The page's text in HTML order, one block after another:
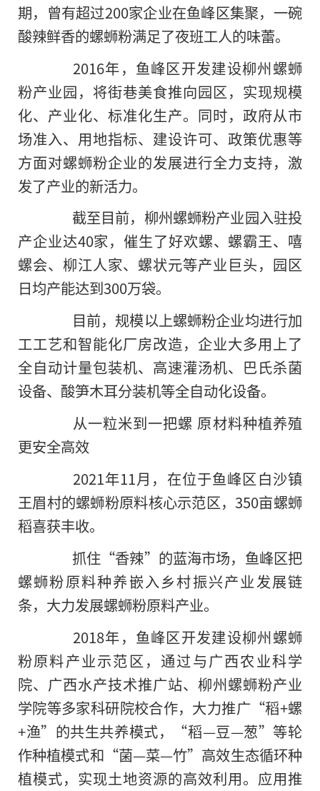
期，曾有超过200家企业在鱼峰区集聚，一碗
酸辣鲜香的螺蛳粉满足了夜班工人的味蕾。
2016年，鱼峰区开发建设柳州螺蛳
粉产业园，将街巷美食推向园区，实现规模
化、产业化、标准化生产。同时，政府从市
场准入、用地指标、建设许可、政策优惠等
方面对螺蛳粉企业的发展进行全力支持，激
发了产业的新活力。
截至目前，柳州螺蛳粉产业园入驻投
产企业达40家，催生了好欢螺、螺霸王、嘻
螺会、柳江人家、螺状元等产业巨头，园区
日均产能达到300万袋。
目前，规模以上螺蛳粉企业均进行加
工工艺和智能化厂房改造，企业大多用上了
全自动计量包装机、高速灌汤机、巴氏杀菌
设备、酸笋木耳分装机等全自动化设备。
从一粒米到一把螺 原材料种植养殖
更安全高效
2021年11月，在位于鱼峰区白沙镇
王眉村的螺蛳粉原料核心示范区，350亩螺蛳
稻喜获丰收。
抓住“香辣”的蓝海市场，鱼峰区把
螺蛳粉原料种养嵌入乡村振兴产业发展链
条，大力发展螺蛳粉原料产业。
2018年，鱼峰区开发建设柳州螺蛳
粉原料产业示范区，通过与广西农业科学
院、广西水产技术推广站、柳州螺蛳粉产业
学院等多家科研院校合作，大力推广“稻+螺
+渔”的共生共养模式，“稻—豆—葱”等轮
作种植模式和“菌—菜—竹”高效生态循环种
植模式，实现土地资源的高效利用。应用推